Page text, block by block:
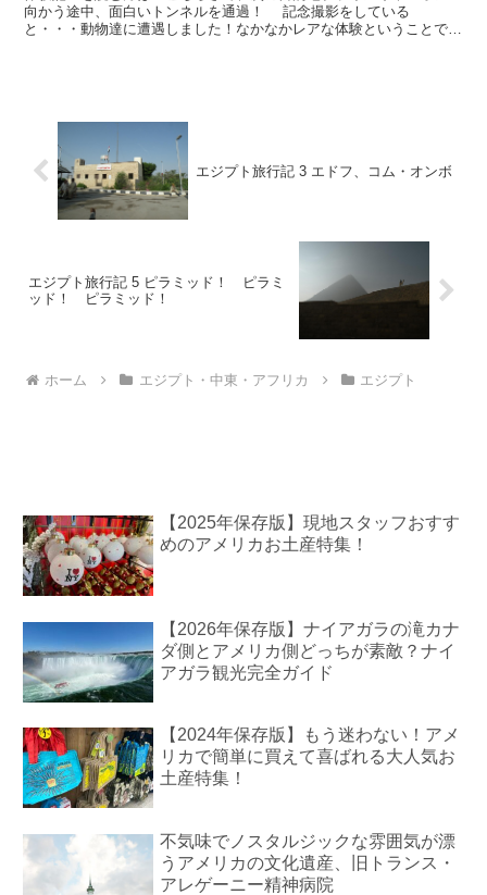
向かう途中、面白いトンネルを通過！ 記念撮影をしている
と・・・動物達に遭遇しました！なかなかレアな体験ということでラ
エジプト旅行記 3 エドフ、コム・オンボ
エジプト旅行記 5 ピラミッド！ ピラミ
ッド！ ピラミッド！
ホーム エジプト・中東・アフリカ エジプト
【2025年保存版】現地スタッフおすす
めのアメリカお土産特集！
【2026年保存版】ナイアガラの滝カナ
ダ側とアメリカ側どっちが素敵？ナイ
アガラ観光完全ガイド
【2024年保存版】もう迷わない！アメ
リカで簡単に買えて喜ばれる大人気お
土産特集！
不気味でノスタルジックな雰囲気が漂
うアメリカの文化遺産、旧トランス・
アレゲーニー精神病院